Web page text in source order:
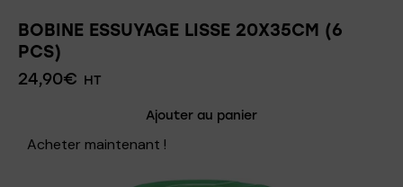
BOBINE ESSUYAGE LISSE 20X35CM (6
PCS)
24,90€ HT
Ajouter au panier
Acheter maintenant !